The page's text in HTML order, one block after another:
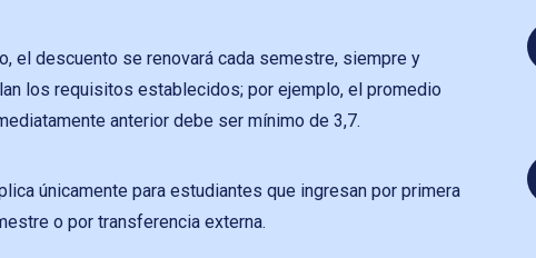
el descuento se renovará cada semestre, siempre y
los requisitos establecidos; por ejemplo, el promedio
anterior debe ser mínimo de 3,7.
únicamente para estudiantes que ingresan por primera
o por transferencia externa.